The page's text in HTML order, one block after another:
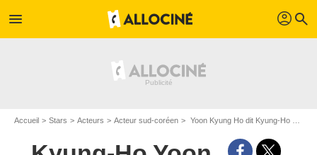
menu profil search
Accueil Stars Acteurs Acteur sud-coréen Yoon Kyung Ho dit Kyung-Ho Yoon